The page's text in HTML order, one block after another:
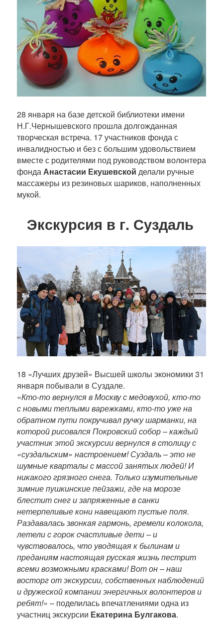
28 января на базе детской библиотеки имени
Н.Г.Чернышевского прошла долгожданная
творческая встреча. 17 участников фонда с
инвалидностью и без с большим удовольствием
вместе с родителями под руководством волонтера
фондаАнастасии Екушевской делали ручные
массажеры из резиновых шариков, наполненных
мукой.
Экскурсия в г. Суздаль
18 «Лучших друзей» Высшей школы экономики 31
января побывали в Суздале.
«Кто-то вернулся в Москву с медовухой, кто-то
с новыми теплыми варежками, кто-то уже на
обратном пути покручивал ручку шарманки, на
которой рисовался Покровский собор – каждый
участник этой экскурсии вернулся в столицу с
«суздальским» настроением! Суздаль – это не
шумные кварталы с массой занятых людей! И
никакого грязного снега. Только изумительные
зимние пушкинские пейзажи, где на морозе
блестит снег и запряженные в санки
нетерпеливые кони навещают пустые поля.
Раздавалась звонкая гармонь, гремели колокола,
летели с горок счастливые дети – и
чувствовалось, что уводящая к былинам и
преданиям настоящая русская жизнь пестрит
всеми возможными красками! Вот он – наш
восторг от экскурсии, собственных наблюдений
и дружеской компании энергичных волонтеров и
ребят!» – поделилась впечатлениями одна из
участниц экскурсии Екатерина Булгакова.